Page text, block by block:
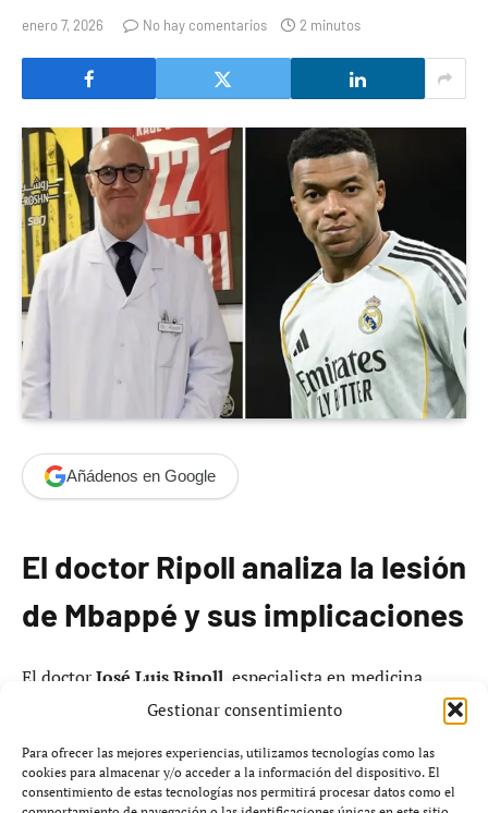
Gestionar consentimiento
Para ofrecer las mejores experiencias, utilizamos tecnologías como las
cookies para almacenar y/o acceder a la información del dispositivo. El
consentimiento de estas tecnologías nos permitirá procesar datos como el
enero 7, 2026 No hay comentarios 2 minutos
Añádenos en Google
El doctor Ripoll analiza la lesión
de Mbappé y sus implicaciones
El doctorJosé Luis Ripoll , especialista en medicina
deportiva, ha abordado la reciente lesión del jugador
a su futuro inmediato en el fútbol.